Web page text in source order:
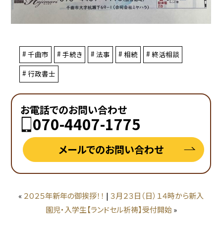
千曲市 手続き 法事 相続
終活相談
行政書士
お電話でのお問い合わせ
070-4407-1775
メールでのお問い合わせ
« ２０２５年新年の御挨拶！！ | ３月２３日（日）１４時から新入
園児・入学生【ランドセル祈祷】受付開始»